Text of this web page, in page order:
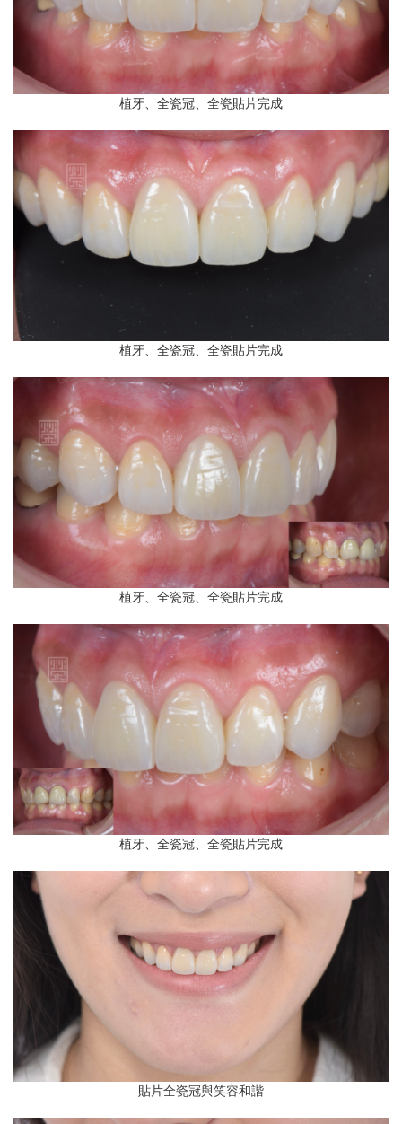
植牙、全瓷冠、全瓷貼片完成
植牙、全瓷冠、全瓷貼片完成
植牙、全瓷冠、全瓷貼片完成
植牙、全瓷冠、全瓷貼片完成
貼片全瓷冠與笑容和諧